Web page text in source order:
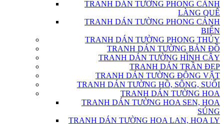
TRANH DÁN TƯỜNG PHONG CẢNH
LÀNG QUÊ
TRANH DÁN TƯỜNG PHONG CẢNH
BIỂN
TRANH DÁN TƯỜNG PHONG THỦY
TRANH DÁN TƯỜNG BẢN ĐỒ
TRANH DÁN TƯỜNG HÌNH CÂY
TRANH DÁN TRẦN ĐẸP
TRANH DÁN TƯỜNG ĐỘNG VẬT
TRANH DÁN TƯỜNG HỒ, SÔNG, SUỐI
TRANH DÁN TƯỜNG HOA
TRANH DÁN TƯỜNG HOA SEN, HOA
SÚNG
TRANH DÁN TƯỜNG HOA LAN, HOA LY